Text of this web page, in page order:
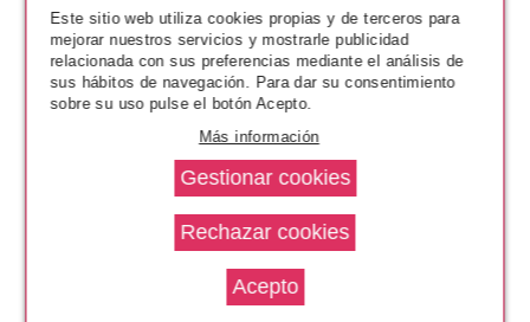
MAIMED
ROLLO PAPEL CAMILLA DOBLE
CAPA 50 M X 60 CM
Pvr 12.60€ desde
Este sitio web utiliza cookies propias y de terceros para
mejorar nuestros servicios y mostrarle publicidad
relacionada con sus preferencias mediante el análisis de
sus hábitos de navegación. Para dar su consentimiento
sobre su uso pulse el botón Acepto.
Más información